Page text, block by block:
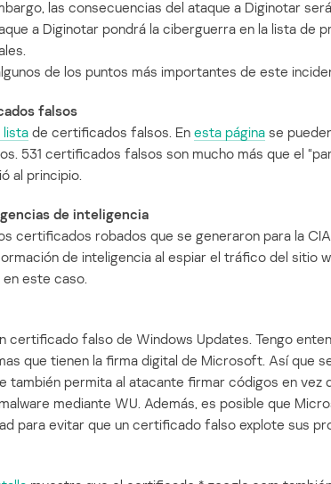
las consecuencias del ataque a Diginotar
a Diginotar pondrá la ciberguerra en la lista de
de los puntos más importantes de este
falsos
lista de certificados falsos. En esta página se
531 certificados falsos son mucho más que el
al principio.
de inteligencia
certificados robados que se generaron para la
de inteligencia al espiar el tráfico del sitio
este caso.
certificado falso de Windows Updates. Tengo
que tienen la firma digital de Microsoft. Así que
también permita al atacante firmar códigos en vez
mediante WU. Además, es posible que
para evitar que un certificado falso explote sus